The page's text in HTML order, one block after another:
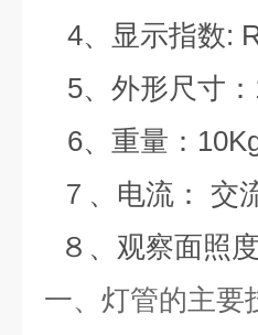
4、显示指数:
5、外形尺寸：
6、重量：
７、电流：
交
８、观察面照度
一、灯管的主要